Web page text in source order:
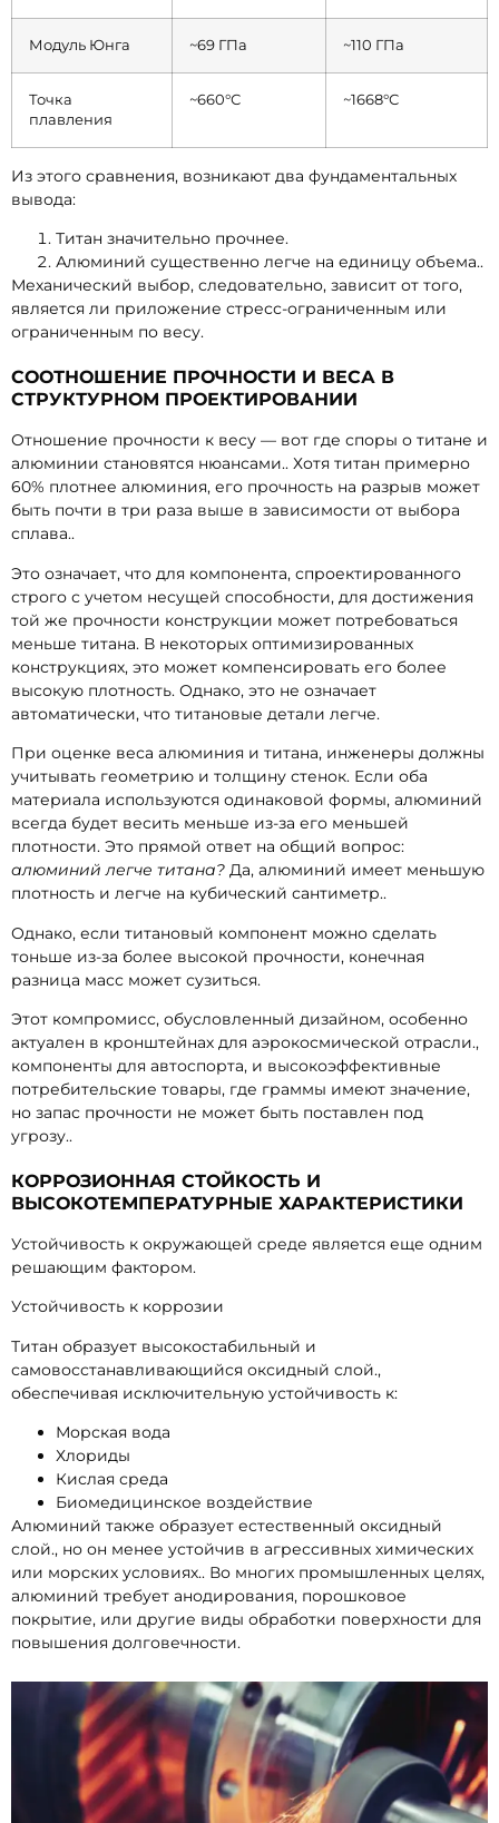
Модуль Юнга ~69 ГПа ~110 ГПа
Точка
плавления
~660°С ~1668°С
Из этого сравнения, возникают два фундаментальных
вывода:
Титан значительно прочнее.
Алюминий существенно легче на единицу объема..
Механический выбор, следовательно, зависит от того,
является ли приложение стресс-ограниченным или
ограниченным по весу.
СООТНОШЕНИЕ ПРОЧНОСТИ И ВЕСА В
СТРУКТУРНОМ ПРОЕКТИРОВАНИИ
Отношение прочности к весу — вот где споры о титане и
алюминии становятся нюансами.. Хотя титан примерно
60% плотнее алюминия, его прочность на разрыв может
быть почти в три раза выше в зависимости от выбора
сплава..
Это означает, что для компонента, спроектированного
строго с учетом несущей способности, для достижения
той же прочности конструкции может потребоваться
меньше титана. В некоторых оптимизированных
конструкциях, это может компенсировать его более
высокую плотность. Однако, это не означает
автоматически, что титановые детали легче.
При оценке веса алюминия и титана, инженеры должны
учитывать геометрию и толщину стенок. Если оба
материала используются одинаковой формы, алюминий
всегда будет весить меньше из-за его меньшей
плотности. Это прямой ответ на общий вопрос:
алюминий легче титана? Да, алюминий имеет меньшую
плотность и легче на кубический сантиметр..
Однако, если титановый компонент можно сделать
тоньше из-за более высокой прочности, конечная
разница масс может сузиться.
Этот компромисс, обусловленный дизайном, особенно
актуален в кронштейнах для аэрокосмической отрасли.,
компоненты для автоспорта, и высокоэффективные
потребительские товары, где граммы имеют значение,
но запас прочности не может быть поставлен под
угрозу..
КОРРОЗИОННАЯ СТОЙКОСТЬ И
ВЫСОКОТЕМПЕРАТУРНЫЕ ХАРАКТЕРИСТИКИ
Устойчивость к окружающей среде является еще одним
решающим фактором.
Устойчивость к коррозии
Титан образует высокостабильный и
самовосстанавливающийся оксидный слой.,
обеспечивая исключительную устойчивость к:
Морская вода
Хлориды
Кислая среда
Биомедицинское воздействие
Алюминий также образует естественный оксидный
слой., но он менее устойчив в агрессивных химических
или морских условиях.. Во многих промышленных целях,
алюминий требует анодирования, порошковое
покрытие, или другие виды обработки поверхности для
повышения долговечности.